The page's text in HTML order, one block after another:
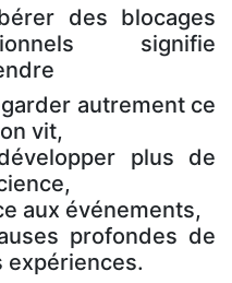
des blocages
signifie
autrement ce
vit,
plus de
aux événements,
profondes de
expériences.